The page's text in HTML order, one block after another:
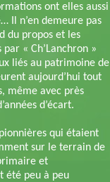
ont elles aussi
Il n’en demeure pas
du propos et les
« Ch’Lanchron »
liés au patrimoine de
aujourd’hui tout
même avec près
d’écart.
qui étaient
sur le terrain de
et
été peu à peu